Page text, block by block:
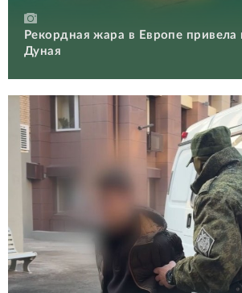
Рекордная жара в Европе
Дуная